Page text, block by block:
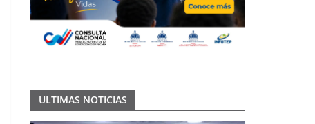
ULTIMAS NOTICIAS